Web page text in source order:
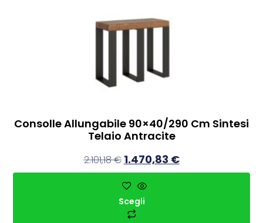
Consolle Allungabile 90×40/290 Cm Sintesi
Telaio Antracite
2.101,18€ 1.470,83 €
Scegli